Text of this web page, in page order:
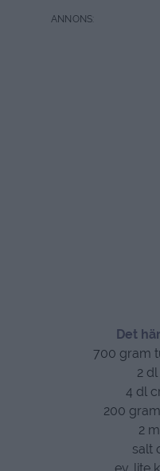
Det
700 gram
2
4 dl
200
2
salt